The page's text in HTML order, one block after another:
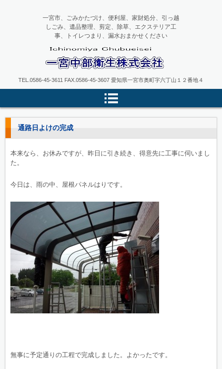
一宮中部衛生
一宮市、ごみかたづけ、便利屋、家財処分、引っ越
しごみ、遺品整理、剪定、除草、エクステリア工
事、トイレつまり、漏水おまかせください
TEL.0586-45-3611 FAX.0586-45-3607 愛知県一宮市奥町字六丁山１２番地４
通路日よけの完成
本来なら、お休みですが、昨日に引き続き、得意先に工事に伺いまし
た。
今日は、雨の中、屋根パネルはりです。
無事に予定通りの工程で完成しました。よかったです。